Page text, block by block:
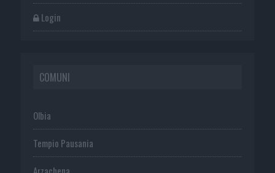
Login
COMUNI
Olbia
Tempio Pausania